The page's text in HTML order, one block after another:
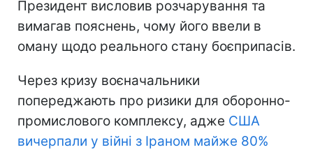
Президент висловив розчарування та
вимагав пояснень, чому його ввели в
оману щодо реального стану боєприпасів.
Через кризу воєначальники
попереджають про ризики для оборонно-
промислового комплексу, адже США
вичерпали у війні з Іраном майже 80%